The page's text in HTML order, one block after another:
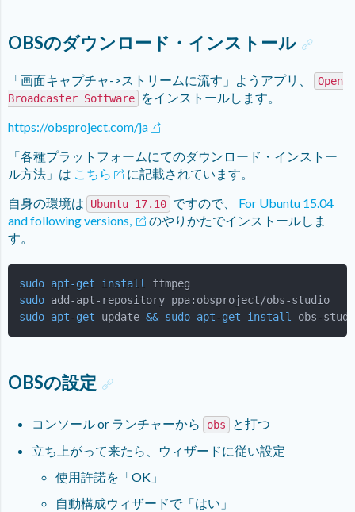
OBSのダウンロード・インストール
「画面キャプチャ->ストリームに流す」ようアプリ、
Open
Broadcaster Software
をインストールします。
https://obsproject.com/ja
「各種プラットフォームにてのダウンロード・インストー
ル方法」は こちら
に記載されています。
自身の環境は
Ubuntu 17.10 ですので、 For Ubuntu 15.04
and following versions,
のやりかたでインストールしま
す。
sudo apt-get install
sudo
sudo apt-get update && sudo apt-get install obs-
OBSの設定
コンソール or ランチャーから obs
と打つ
立ち上がって来たら、ウィザードに従い設定
使用許諾を「OK」
自動構成ウィザードで「はい」